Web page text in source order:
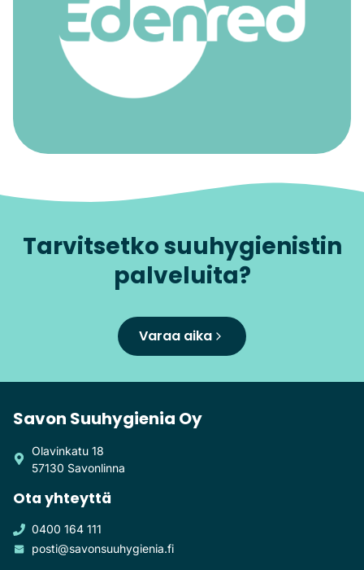
Tarvitsetko suuhygienistin
palveluita?
Varaa aika
Savon Suuhygienia Oy
Olavinkatu 18
57130 Savonlinna
Ota yhteyttä
0400 164 111
posti@savonsuuhygienia.fi